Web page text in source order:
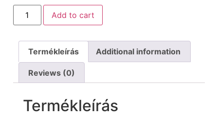
Add to cart
Termékleírás Additional information
Reviews (0)
Termékleírás